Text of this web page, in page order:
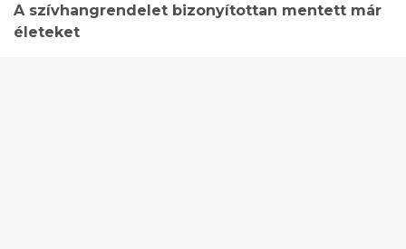
A szívhangrendelet bizonyítottan mentett már
életeket